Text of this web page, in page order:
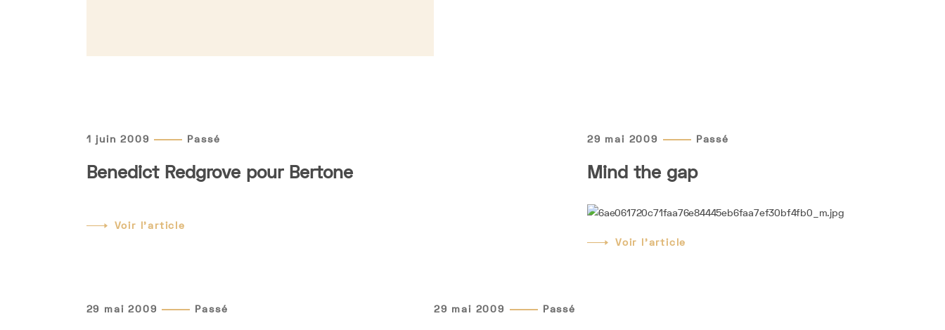
1 juin 2009 Passé
Benedict Redgrove pour Bertone
Voir l'article
29 mai 2009 Passé
Mind the gap
Voir l'article
29 mai 2009 Passé 29 mai 2009 Passé